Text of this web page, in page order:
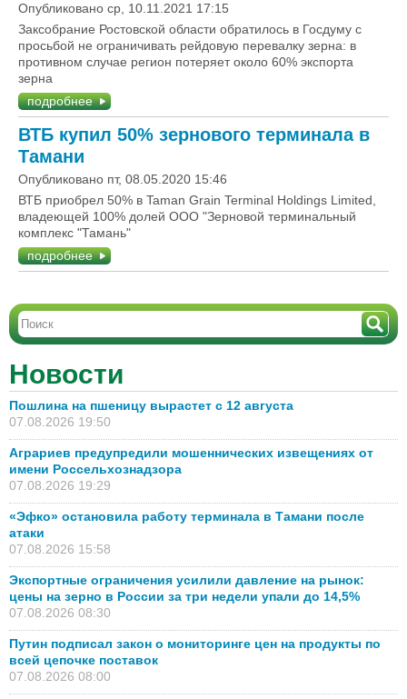
Опубликовано ср, 10.11.2021 17:15
Закcобрание Ростовской области обратилось в Госдуму с
просьбой не ограничивать рейдовую перевалку зерна: в
противном случае регион потеряет около 60% экспорта
зерна
подробнее
ВТБ купил 50% зернового терминала в
Тамани
Опубликовано пт, 08.05.2020 15:46
ВТБ приобрел 50% в Taman Grain Terminal Holdings Limited,
владеющей 100% долей ООО "Зерновой терминальный
комплекс "Тамань"
подробнее
Новости
Пошлина на пшеницу вырастет с 12 августа
07.08.2026 19:50
Аграриев предупредили мошеннических извещениях от
имени Россельхознадзора
07.08.2026 19:29
«Эфко» остановила работу терминала в Тамани после
атаки
07.08.2026 15:58
Экспортные ограничения усилили давление на рынок:
цены на зерно в России за три недели упали до 14,5%
07.08.2026 08:30
Путин подписал закон о мониторинге цен на продукты по
всей цепочке поставок
07.08.2026 08:00